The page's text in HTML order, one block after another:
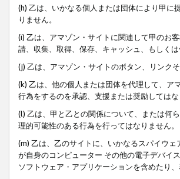
(h) 乙は、いかなる個人または団体により甲に
りません。
(i) 乙は、アマゾン・サイトに関連して甲のお
請、収集、取得、保存、キャッシュ、もしくは
(j) 乙は、アマゾン・サイトのボタン、リンク
(k) 乙は、他の個人または団体を代理して、ア
行為をするのを承認、支援または奨励してはな
(l) 乙は、甲と乙との関係について、または何
理的可能性のある行為を行ってはなりません。
(m) 乙は、乙のサイトに、いかなるスパイウ
が自身のコンピューター その他の電子デバイ
ソフトウェア・アプリケーションを含めたり